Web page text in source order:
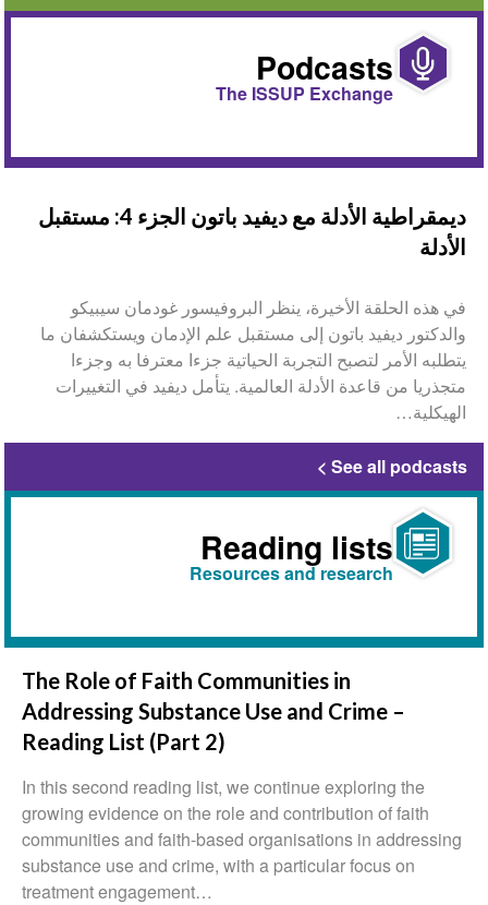
Podcasts
The ISSUP Exchange
ديمقراطية الأدلة مع ديفيد باتون الجزء 4: مستقبل
الأدلة
في هذه الحلقة الأخيرة، ينظر البروفيسور غودمان سيبيكو
والدكتور ديفيد باتون إلى مستقبل علم الإدمان ويستكشفان ما
يتطلبه الأمر لتصبح التجربة الحياتية جزءا معترفا به وجزءا
متجذريا من قاعدة الأدلة العالمية. يتأمل ديفيد في التغييرات
الهيكلية…
See all podcasts
Reading lists
Resources and research
The Role of Faith Communities in
Addressing Substance Use and Crime –
Reading List (Part 2)
In this second reading list, we continue exploring the
growing evidence on the role and contribution of faith
communities and faith-based organisations in addressing
substance use and crime, with a particular focus on
treatment engagement…